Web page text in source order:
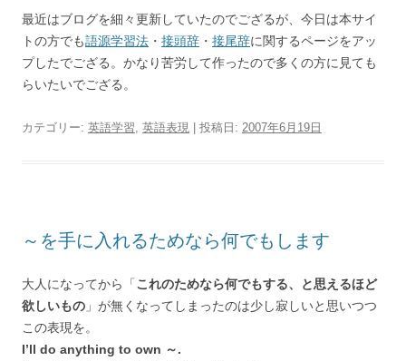
最近はブログを細々更新していたのでござるが、今日は本サイ
トの方でも語源学習法 ・ 接頭辞 ・ 接尾辞に関するページをアッ
プしたでござる。かなり苦労して作ったので多くの方に見ても
らいたいでござる。
カテゴリー: 英語学習, 英語表現 | 投稿日: 2007年6月19日
～を手に入れるためなら何でもします
大人になってから「これのためなら何でもする、と思えるほど
欲しいもの 」が無くなってしまったのは少し寂しいと思いつつ
この表現を。
I’ll do anything to own ～.